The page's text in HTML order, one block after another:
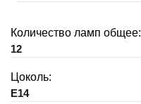
Количество ламп общее:
12
Цоколь:
E14